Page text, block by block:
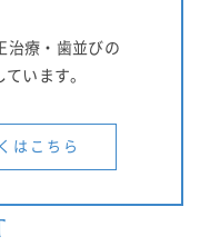
治療・歯並びの
います。
はこちら